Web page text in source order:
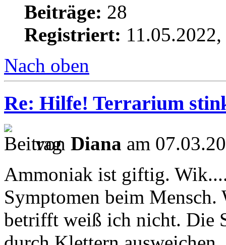
Beiträge: 28
Registriert:
Nach oben
Re: Hilfe! Terrarium
von Diana am
Ammoniak ist giftig.
Symptomen beim Mensch.
betrifft weiß ich nicht. Die